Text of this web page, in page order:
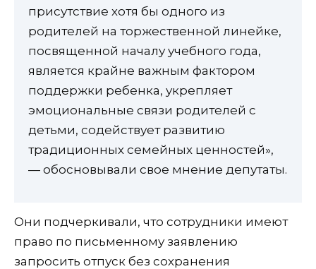
присутствие хотя бы одного из
родителей на торжественной линейке,
посвященной началу учебного года,
является крайне важным фактором
поддержки ребенка, укрепляет
эмоциональные связи родителей с
детьми, содействует развитию
традиционных семейных ценностей»,
— обосновывали свое мнение депутаты.
Они подчеркивали, что сотрудники имеют
право по письменному заявлению
запросить отпуск без сохранения